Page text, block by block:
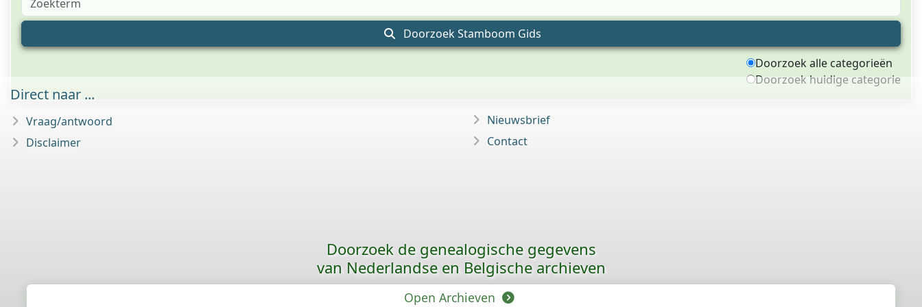
Doorzoek Stamboom Gids
Doorzoek alle categorieën
Doorzoek huidige categorie
Direct naar ...
Vraag/antwoord
Disclaimer
Nieuwsbrief
Contact
Doorzoek de genealogische gegevens
van Nederlandse en Belgische archieven
Open Archieven